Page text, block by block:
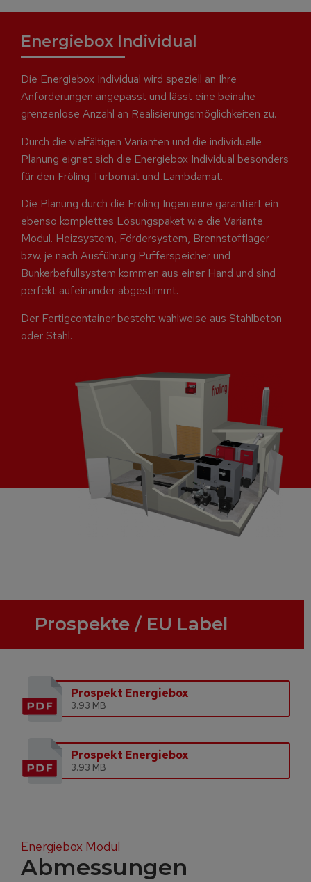
Energiebox Individual
Die Energiebox Individual wird speziell an Ihre
Anforderungen angepasst und lässt eine beinahe
grenzenlose Anzahl an Realisierungsmöglichkeiten zu.
Durch die vielfältigen Varianten und die individuelle
Planung eignet sich die Energiebox Individual besonders
für den Fröling Turbomat und Lambdamat.
Die Planung durch die Fröling Ingenieure garantiert ein
ebenso komplettes Lösungspaket wie die Variante
Modul. Heizsystem, Fördersystem, Brennstofflager
bzw. je nach Ausführung Pufferspeicher und
Bunkerbefüllsystem kommen aus einer Hand und sind
perfekt aufeinander abgestimmt.
Der Fertigcontainer besteht wahlweise aus Stahlbeton
oder Stahl.
Prospekte / EU Label
Prospekt Energiebox
3.93 MB
Prospekt Energiebox
3.93 MB
Energiebox Modul
Abmessungen